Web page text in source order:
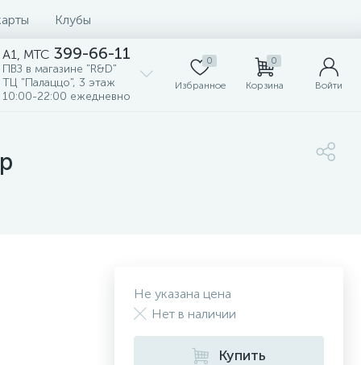
Клубы
A1, MTC 399-66-11
ПВЗ в магазине "R&D"
ТЦ "Палаццо", 3 этаж
10:00-22:00 ежедневно
0
Избранное
0
Корзина Войти
Не указана цена
Нет в наличии
Купить